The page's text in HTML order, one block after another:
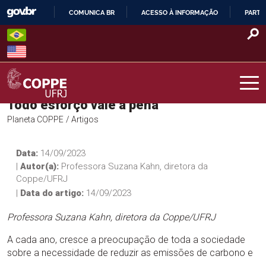
Skip
content
O
COMUNICA BR ACESSO À INFORMAÇÃO
COPPE – UFRJ
Todo esforço vale a pena
Planeta COPPE / Artigos
Data: 14/09/2023
| Autor(a): Professora Suzana Kahn, diretora da
Coppe/UFRJ
| Data do artigo: 14/09/2023
Professora Suzana Kahn, diretora da Coppe/UFRJ
A cada ano, cresce a preocupação de toda a sociedade
sobre a necessidade de reduzir as emissões de carbono e